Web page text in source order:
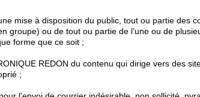
mise à disposition du public, tout ou partie des
groupe) ou de tout ou partie de l’une ou de
forme que ce soit ;
REDON du contenu qui dirige vers des
;